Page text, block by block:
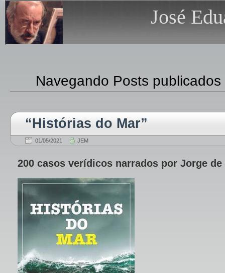
José
Navegando Posts
“Histórias do Mar”
01/05/2021 JEM
200 casos verídicos narrados por Jorge de